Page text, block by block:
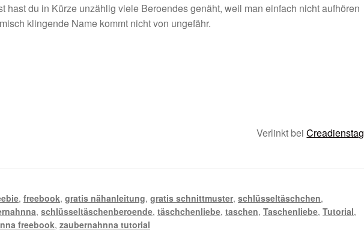
hast du in Kürze unzählig viele Beroendes genäht, weil man einfach nicht aufhören
klingende Name kommt nicht von ungefähr.
Verlinkt beiCreadienstag
,freebook,gratis nähanleitung,gratis schnittmuster,schlüsseltäschchen,
,schlüsseltäschenberoende,täschchenliebe,taschen,Taschenliebe,Tutorial,
freebook,zaubernahnna tutorial